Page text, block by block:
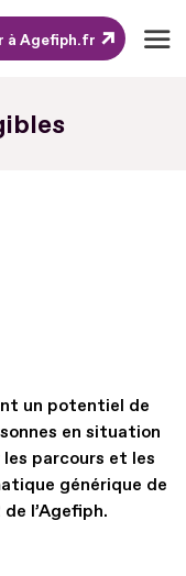
à Agefiph.fr
un potentiel de
en situation
parcours et les
générique de
l’Agefiph.